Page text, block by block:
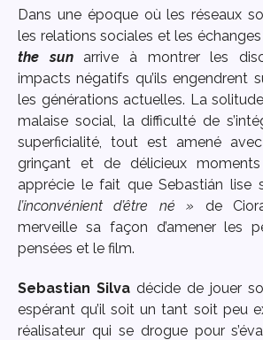
Dans une époque où les réseaux
les relations sociales et les
the sun arrive à montrer les
impacts négatifs qu’ils engendrent
les générations actuelles. La
malaise social, la difficulté de
superficialité, tout est amené
grinçant et de délicieux
apprécie le fait que Sebastián
l’inconvénient d’être né » de
merveille sa façon d’amener les
pensées et le film.
Sebastian Silva décide de jouer
espérant qu’il soit un tant soit peu
réalisateur qui se drogue pour